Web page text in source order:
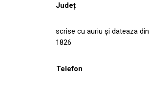
Județ
scrise cu auriu şi dateaza din
1826
Telefon